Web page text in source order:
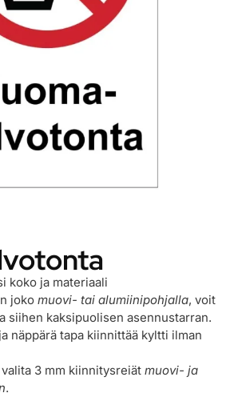
koko ja materiaali
jokomuovi- tai alumiinipohjalla, voit
siihen kaksipuolisen asennustarran.
näppärä tapa kiinnittää kyltti ilman
3 mm kiinnitysreiätmuovi- ja
.